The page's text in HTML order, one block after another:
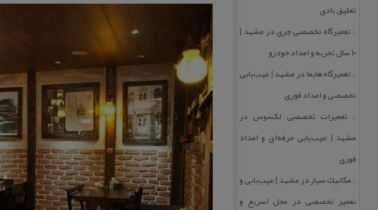
تعلیق بادی
:: تعمیرگاه تخصصی چری در مشهد |
۱۰ سال تجربه و امداد خودرو
:: تعمیرگاه هایما در مشهد | عیب‌یابی
تخصصی و امداد فوری
:: تعمیرات تخصصی لكسوس در
مشهد | عیب‌یابی حرفه‌ای و امداد
فوری
:: مكانیك سیار در مشهد | عیب‌یابی و
تعمیر تخصصی در محل (سریع و